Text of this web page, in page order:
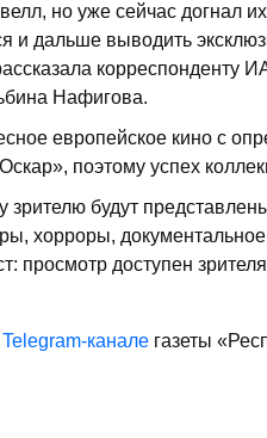
но уже сейчас догнал
и дальше выводить
корреспонденту
Нафигова.
европейское кино с
поэтому успех
зрителю будут
хорроры,
просмотр доступен
Telegram-канале газеты